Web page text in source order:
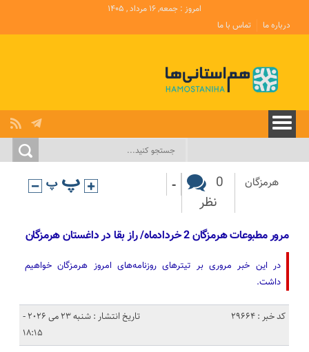
امروز : جمعه, ۱۶ مرداد , ۱۴۰۵
درباره ما
تماس با ما
هرمزگان
0
نظر
-
مرور مطبوعات هرمزگان 2 خردادماه/ راز بقا در داغستان هرمزگان
در این خبر مروری بر تیترهای روزنامه‌های امروز هرمزگان خواهیم
داشت.
کد خبر : 29664
تاریخ انتشار : شنبه 23 می 2026 -
18:15